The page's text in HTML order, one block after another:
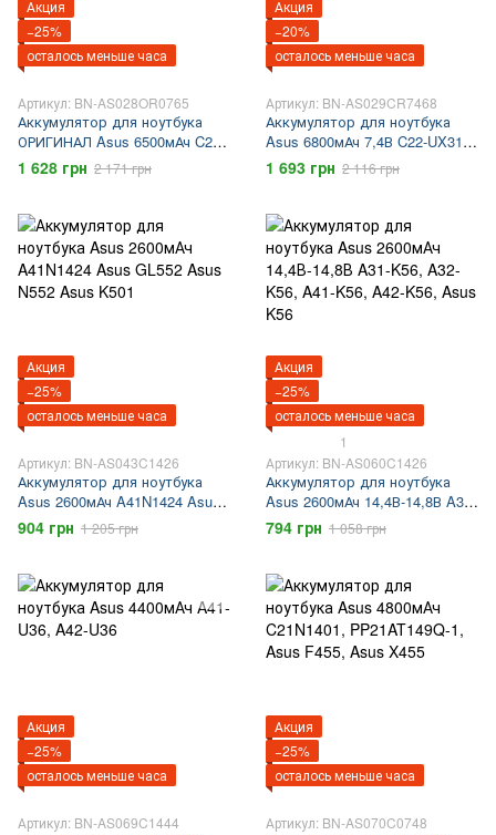
Акция
−25%
осталось меньше часа
Артикул: BN-AS028OR0765
Аккумулятор для ноутбука
ОРИГИНАЛ Asus 6500мАч C23-
UX32, Asus U38, Asus UX32,
VivoBook U38, Zenbook UX32
1 628 грн 2 171 грн
Акция
−20%
осталось меньше часа
Артикул: BN-AS029CR7468
Аккумулятор для ноутбука
Asus 6800мАч 7,4В C22-UX31,
C23-UX31, Asus UX31,
ZenBook UX31
1 693 грн 2 116 грн
Акция
−25%
осталось меньше часа
Артикул: BN-AS043C1426
Аккумулятор для ноутбука
Asus 2600мАч A41N1424 Asus
GL552 Asus N552 Asus K501
904 грн 1 205 грн
Акция
−25%
осталось меньше часа
1
Артикул: BN-AS060C1426
Аккумулятор для ноутбука
Asus 2600мАч 14,4В-14,8В A31-
K56, A32-K56, A41-K56, A42-
K56, Asus K56
794 грн 1 058 грн
Акция
−25%
осталось меньше часа
Артикул: BN-AS069C1444
Акция
−25%
осталось меньше часа
Артикул: BN-AS070C0748